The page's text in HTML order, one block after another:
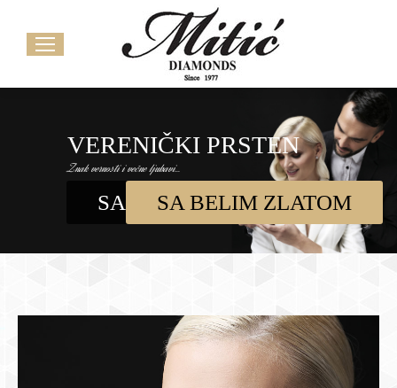
VERENIČKI PRSTEN
Znak vernosti i večne ljubavi...
SA DIJAMANTOM
SA BELIM ZLATOM